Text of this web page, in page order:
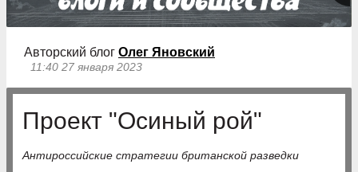
Авторский блог Олег Яновский
11:40 27 января 2023
Проект "Осиный рой"
Антироссийские стратегии британской разведки